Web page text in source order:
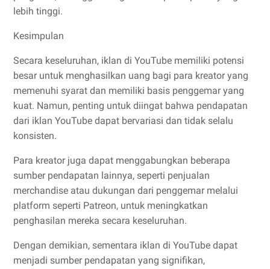
lebih tinggi.
Kesimpulan
Secara keseluruhan, iklan di YouTube memiliki potensi
besar untuk menghasilkan uang bagi para kreator yang
memenuhi syarat dan memiliki basis penggemar yang
kuat. Namun, penting untuk diingat bahwa pendapatan
dari iklan YouTube dapat bervariasi dan tidak selalu
konsisten.
Para kreator juga dapat menggabungkan beberapa
sumber pendapatan lainnya, seperti penjualan
merchandise atau dukungan dari penggemar melalui
platform seperti Patreon, untuk meningkatkan
penghasilan mereka secara keseluruhan.
Dengan demikian, sementara iklan di YouTube dapat
menjadi sumber pendapatan yang signifikan,